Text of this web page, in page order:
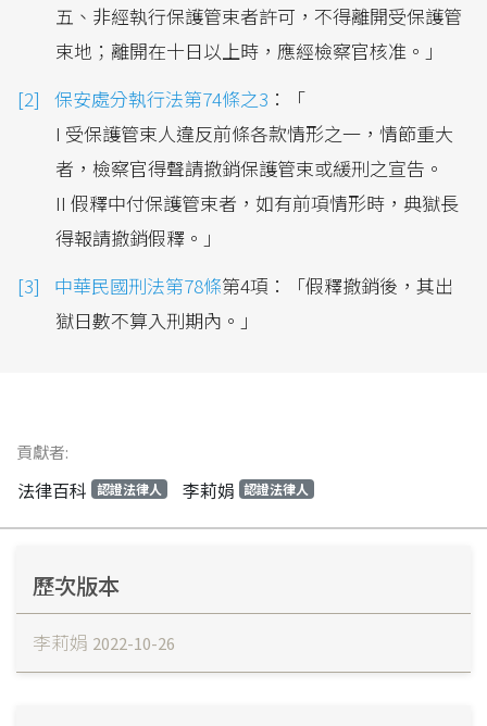
五、非經執行保護管束者許可，不得離開受保護管
束地；離開在十日以上時，應經檢察官核准。」
保安處分執行法第74條之3 ：「
I 受保護管束人違反前條各款情形之一，情節重大
者，檢察官得聲請撤銷保護管束或緩刑之宣告。
II 假釋中付保護管束者，如有前項情形時，典獄長
得報請撤銷假釋。」
中華民國刑法第78條第4項：「假釋撤銷後，其出
獄日數不算入刑期內。」
貢獻者:
法律百科 認證法律人 李莉娟 認證法律人
歷次版本
李莉娟 2022-10-26